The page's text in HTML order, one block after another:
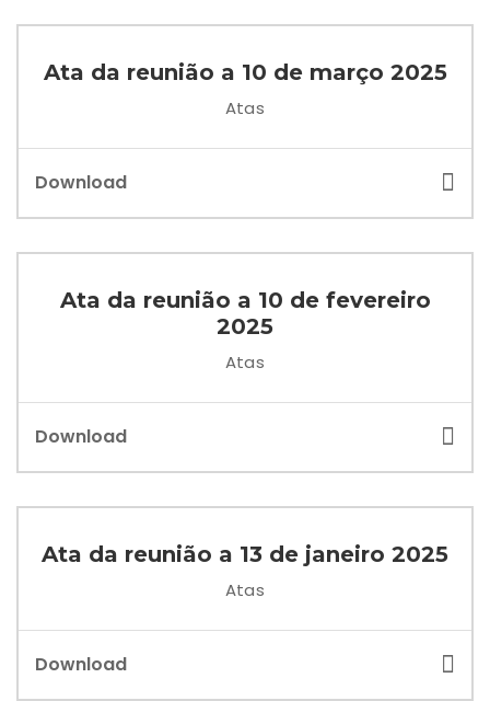
Ata da reunião a 10 de março 2025
Atas
Download
Ata da reunião a 10 de fevereiro
2025
Atas
Download
Ata da reunião a 13 de janeiro 2025
Atas
Download